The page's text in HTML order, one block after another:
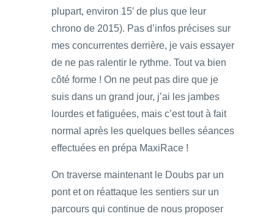
plupart, environ 15′ de plus que leur
chrono de 2015). Pas d’infos précises sur
mes concurrentes derrière, je vais essayer
de ne pas ralentir le rythme. Tout va bien
côté forme ! On ne peut pas dire que je
suis dans un grand jour, j’ai les jambes
lourdes et fatiguées, mais c’est tout à fait
normal après les quelques belles séances
effectuées en prépa MaxiRace !
On traverse maintenant le Doubs par un
pont et on réattaque les sentiers sur un
parcours qui continue de nous proposer